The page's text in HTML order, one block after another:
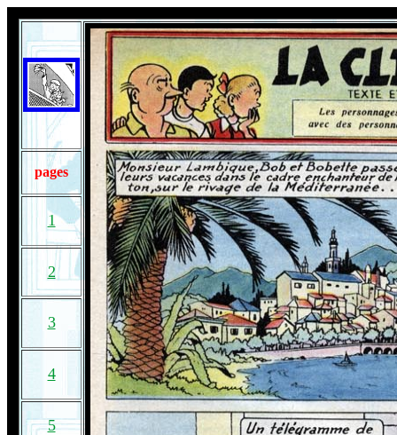
pages
1
2
3
4
5